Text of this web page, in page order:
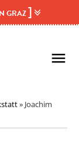
GRAZ]
menu
» Joachim